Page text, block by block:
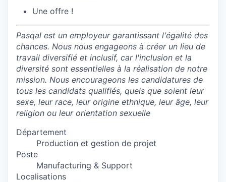
Une offre !
Pasqal est un employeur garantissant l'égalité des
chances. Nous nous engageons à créer un lieu de
travail diversifié et inclusif, car l'inclusion et la
diversité sont essentielles à la réalisation de notre
mission. Nous encourageons les candidatures de
tous les candidats qualifiés, quels que soient leur
sexe, leur race, leur origine ethnique, leur âge, leur
religion ou leur orientation sexuelle
Département
Production et gestion de projet
Poste
Manufacturing & Support
Localisations